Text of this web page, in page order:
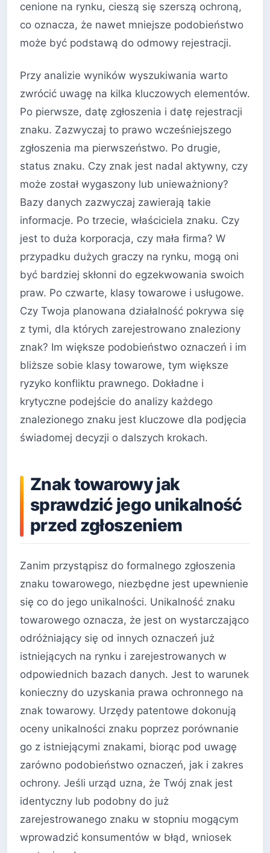
cenione na rynku, cieszą się szerszą ochroną,
co oznacza, że nawet mniejsze podobieństwo
może być podstawą do odmowy rejestracji.
Przy analizie wyników wyszukiwania warto
zwrócić uwagę na kilka kluczowych elementów.
Po pierwsze, datę zgłoszenia i datę rejestracji
znaku. Zazwyczaj to prawo wcześniejszego
zgłoszenia ma pierwszeństwo. Po drugie,
status znaku. Czy znak jest nadal aktywny, czy
może został wygaszony lub unieważniony?
Bazy danych zazwyczaj zawierają takie
informacje. Po trzecie, właściciela znaku. Czy
jest to duża korporacja, czy mała firma? W
przypadku dużych graczy na rynku, mogą oni
być bardziej skłonni do egzekwowania swoich
praw. Po czwarte, klasy towarowe i usługowe.
Czy Twoja planowana działalność pokrywa się
z tymi, dla których zarejestrowano znaleziony
znak? Im większe podobieństwo oznaczeń i im
bliższe sobie klasy towarowe, tym większe
ryzyko konfliktu prawnego. Dokładne i
krytyczne podejście do analizy każdego
znalezionego znaku jest kluczowe dla podjęcia
świadomej decyzji o dalszych krokach.
Znak towarowy jak
sprawdzić jego unikalność
przed zgłoszeniem
Zanim przystąpisz do formalnego zgłoszenia
znaku towarowego, niezbędne jest upewnienie
się co do jego unikalności. Unikalność znaku
towarowego oznacza, że jest on wystarczająco
odróżniający się od innych oznaczeń już
istniejących na rynku i zarejestrowanych w
odpowiednich bazach danych. Jest to warunek
konieczny do uzyskania prawa ochronnego na
znak towarowy. Urzędy patentowe dokonują
oceny unikalności znaku poprzez porównanie
go z istniejącymi znakami, biorąc pod uwagę
zarówno podobieństwo oznaczeń, jak i zakres
ochrony. Jeśli urząd uzna, że Twój znak jest
identyczny lub podobny do już
zarejestrowanego znaku w stopniu mogącym
wprowadzić konsumentów w błąd, wniosek